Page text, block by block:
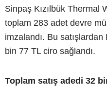
Sinpaş Kızılbük Thermal
toplam 283 adet devre
imzalandı. Bu
bin 77 TL ciro sağlandı.
Toplam satış adedi 32